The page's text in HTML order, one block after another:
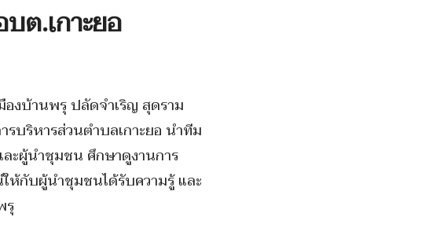
ต.เกาะยอ
องบ้านพรุ ปลัดจำเริญ สุดราม
บริหารส่วนตำบลเกาะยอ นำทีม
ละผู้นำชุมชน ศึกษาดูงานการ
ห้กับผู้นำชุมชนได้รับความรู้ และ
รุ